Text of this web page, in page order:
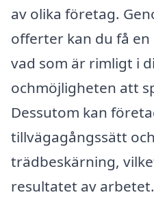
av olika företag.
offerter kan du få
vad som är rimligt i
ochmöjligheten att
Dessutom kan
tillvägagångssätt
trädbeskärning,
resultatet av